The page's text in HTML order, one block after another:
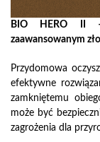
BIO HERO II –
zaawansowanym
Przydomowa
efektywne
zamkniętemu
może być
zagrożenia dla